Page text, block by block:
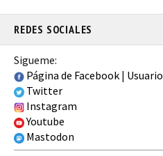
REDES SOCIALES
Sigueme:
Página de Facebook | Usuario
Twitter
Instagram
Youtube
Mastodon